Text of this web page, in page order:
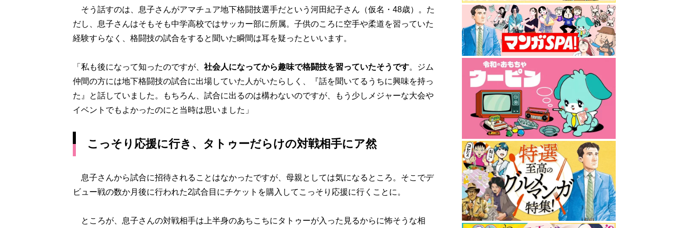
そう話すのは、息子さんがアマチュア地下格闘技選手だという河田紀子さん（仮名・48歳）。た
だし、息子さんはそもそも中学高校ではサッカー部に所属。子供のころに空手や柔道を習っていた
経験すらなく、格闘技の試合をすると聞いた瞬間は耳を疑ったといいます。
「私も後になって知ったのですが、 社会人になってから趣味で格闘技を習っていたそうです。ジム
仲間の方には地下格闘技の試合に出場していた人がいたらしく、『話を聞いてるうちに興味を持っ
た』と話していました。もちろん、試合に出るのは構わないのですが、もう少しメジャーな大会や
イベントでもよかったのにと当時は思いました」
こっそり応援に行き、タトゥーだらけの対戦相手にア然
息子さんから試合に招待されることはなかったですが、母親としては気になるところ。そこでデ
ビュー戦の数か月後に行われた2試合目にチケットを購入してこっそり応援に行くことに。
ところが、息子さんの対戦相手は上半身のあちこちにタトゥーが入った見るからに怖そうな相